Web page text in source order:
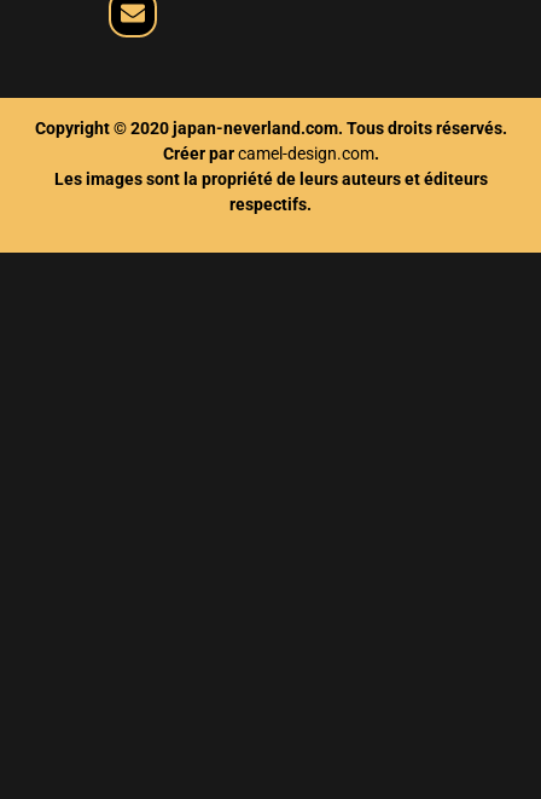
Copyright © 2020 japan-neverland.com. Tous droits réservés.
Créer parcamel-design.com.
Les images sont la propriété de leurs auteurs et éditeurs
respectifs.